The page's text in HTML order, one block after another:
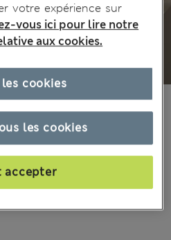
votre expérience sur
vous ici pour lire notre
aux cookies.
les cookies
accepter
cookies